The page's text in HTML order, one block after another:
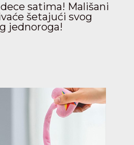
satima! Mališani
šetajući svog
jednoroga!